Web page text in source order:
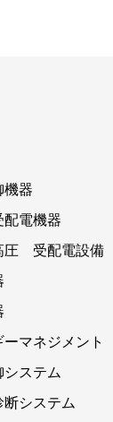
機器
電機器
圧 受配電設備
ーマネジメント
システム
断システム